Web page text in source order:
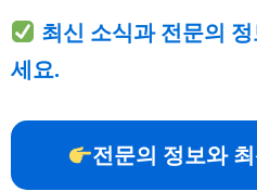
최신 소식과 전문의
세요.
전문의 정보와